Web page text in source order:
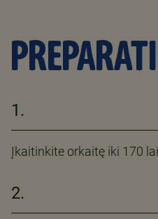
1.
Įkaitinkite orkaitę iki 170
2.